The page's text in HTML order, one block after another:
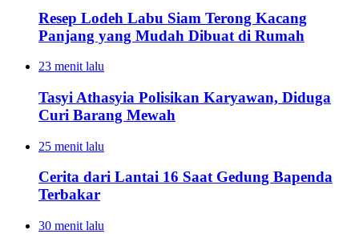
Resep Lodeh Labu Siam Terong Kacang
Panjang yang Mudah Dibuat di Rumah
23 menit lalu
Tasyi Athasyia Polisikan Karyawan, Diduga
Curi Barang Mewah
25 menit lalu
Cerita dari Lantai 16 Saat Gedung Bapenda
Terbakar
30 menit lalu